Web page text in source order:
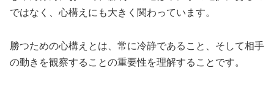
ではなく、心構えにも大きく関わっています。
勝つための心構えとは、常に冷静であること、そして相手
の動きを観察することの重要性を理解することです。